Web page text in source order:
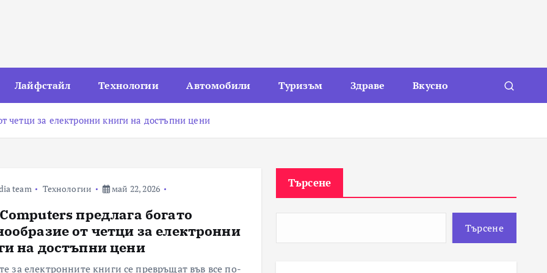
Лайфстайл Технологии Автомобили Туризъм Здраве Вкусно
четци за електронни книги на достъпни цени
team Технологии май 22, 2026
предлага богато
от четци за електронни
на достъпни цени
за електронните книги се превръщат във все по-
Търсене
Търсене